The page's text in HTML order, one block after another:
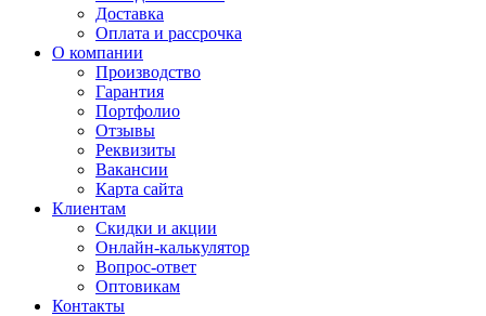
Доставка
Оплата и рассрочка
О компании
Производство
Гарантия
Портфолио
Отзывы
Реквизиты
Вакансии
Карта сайта
Клиентам
Скидки и акции
Онлайн-калькулятор
Вопрос-ответ
Оптовикам
Контакты